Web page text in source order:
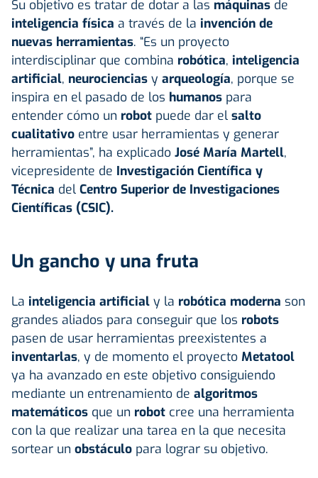
Su objetivo es tratar de dotar a las máquinas de
inteligencia física a través de la invención de
nuevas herramientas. “Es un proyecto
interdisciplinar que combina robótica, inteligencia
artificial, neurociencias y arqueología, porque se
inspira en el pasado de los humanos para
entender cómo un robot puede dar el salto
cualitativo entre usar herramientas y generar
herramientas”, ha explicado José María Martell,
vicepresidente de Investigación Científica y
Técnica del Centro Superior de Investigaciones
Científicas (CSIC).
Un gancho y una fruta
La inteligencia artificial y la robótica moderna son
grandes aliados para conseguir que los robots
pasen de usar herramientas preexistentes a
inventarlas, y de momento el proyecto Metatool
ya ha avanzado en este objetivo consiguiendo
mediante un entrenamiento de algoritmos
matemáticos que un robot cree una herramienta
con la que realizar una tarea en la que necesita
sortear un obstáculo para lograr su objetivo.